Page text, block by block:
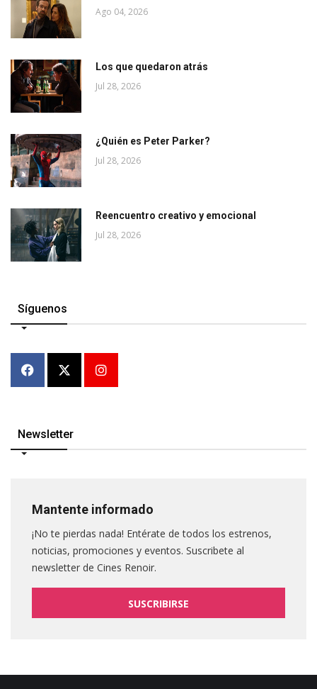
Ago 04, 2026
Los que quedaron atrás
Jul 28, 2026
¿Quién es Peter Parker?
Jul 28, 2026
Reencuentro creativo y emocional
Jul 28, 2026
Síguenos
Newsletter
Mantente informado
¡No te pierdas nada! Entérate de todos los estrenos,
noticias, promociones y eventos. Suscribete al
newsletter de Cines Renoir.
SUSCRIBIRSE